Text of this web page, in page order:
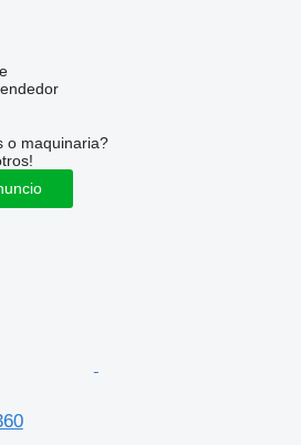
o maquinaria?